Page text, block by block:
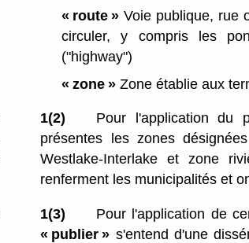
« route »Voie publique, rue
circuler, y compris les
("highway")
« zone »Zone établie aux
1(2)
Pour l'application du
présentes les zones
Westlake-Interlake et zone
renferment les municipalités et
1(3)
Pour l'application de
« publier » s'entend d'une